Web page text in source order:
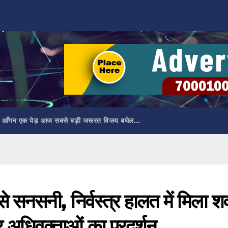
आँगन एक पेड़ आज सबसे बड़ी जरूरत विजय बघेल…
सनसनी, निर्वस्त्र हालत में मिला